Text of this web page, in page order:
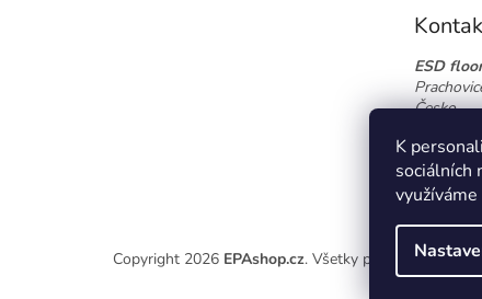
K
sociálních
ESD
Česko
Copyright 2026 EPAshop.cz. Všetky práva vyhradené.